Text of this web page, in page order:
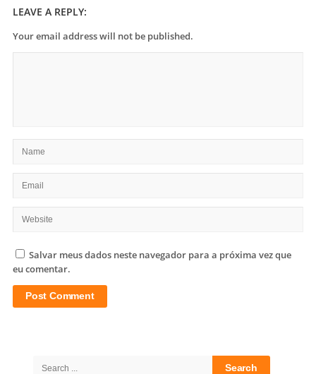
LEAVE A REPLY:
Your email address will not be published.
Salvar meus dados neste navegador para a próxima vez que
eu comentar.
Search